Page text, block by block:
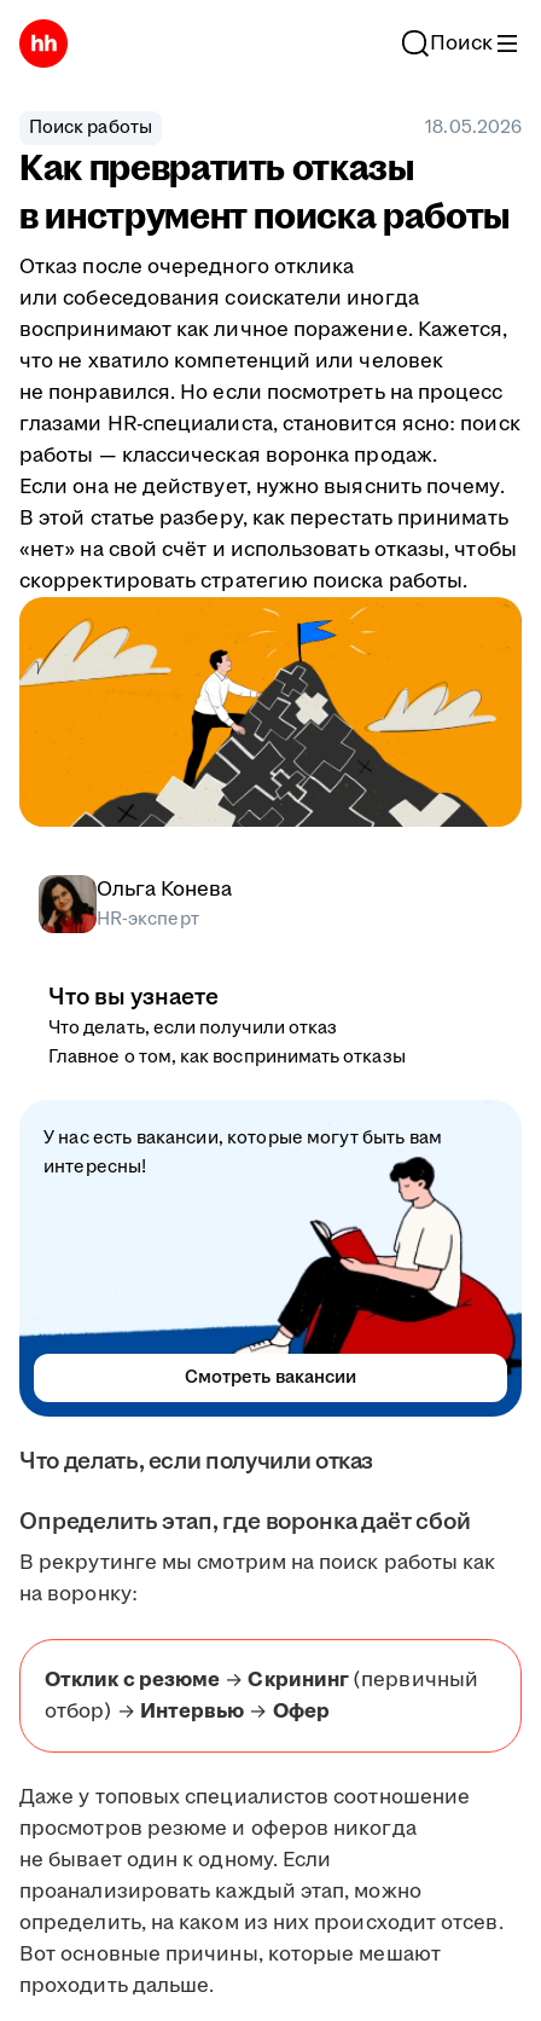
Поиск
Поиск работы 18.05.2026
Как превратить отказы
в инструмент поиска работы
Отказ после очередного отклика
или собеседования соискатели иногда
воспринимают как личное поражение. Кажется,
что не хватило компетенций или человек
не понравился. Но если посмотреть на процесс
глазами HR-специалиста, становится ясно: поиск
работы — классическая воронка продаж.
Если она не действует, нужно выяснить почему.
В этой статье разберу, как перестать принимать
«нет» на свой счёт и использовать отказы, чтобы
скорректировать стратегию поиска работы.
Что делать, если получили отказ
Определить этап, где воронка даёт сбой
В рекрутинге мы смотрим на поиск работы как
на воронку:
Отклик с резюме →Скрининг(первичный
отбор) → Интервью → Офер
Даже у топовых специалистов соотношение
просмотров резюме и оферов никогда
не бывает один к одному. Если
проанализировать каждый этап, можно
определить, на каком из них происходит отсев.
Вот основные причины, которые мешают
проходить дальше.
Ольга Конева
HR-эксперт
Что вы узнаете
Что делать, если получили отказ
Главное о том, как воспринимать отказы
У нас есть вакансии, которые могут быть вам
интересны!
Смотреть вакансии